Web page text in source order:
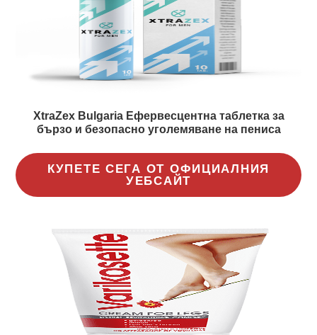
XtraZex Bulgaria Ефервесцентна таблетка за
бързо и безопасно уголемяване на пениса
КУПЕТЕ СЕГА ОТ ОФИЦИАЛНИЯ
УЕБСАЙТ